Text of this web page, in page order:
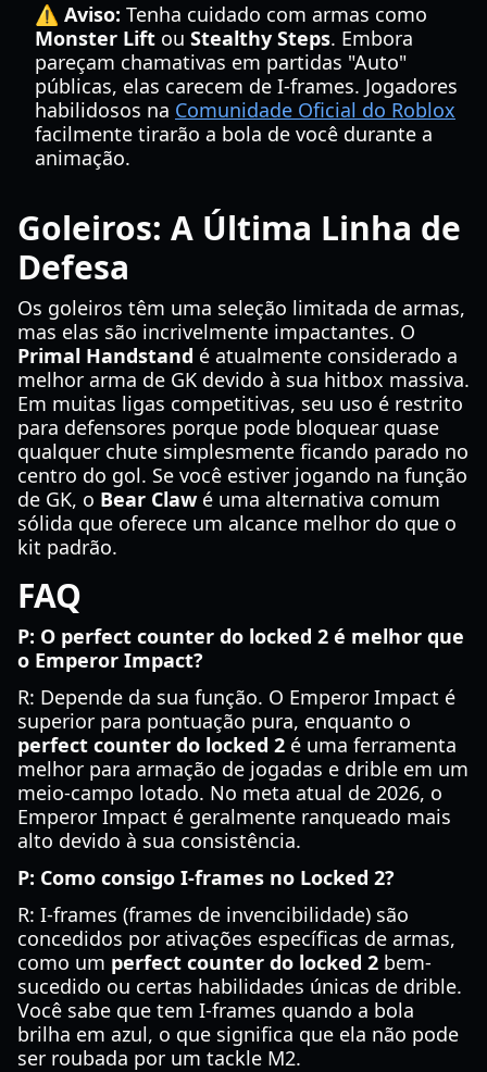
⚠️ Aviso: Tenha cuidado com armas como
Monster Lift ou Stealthy Steps. Embora
pareçam chamativas em partidas "Auto"
públicas, elas carecem de I-frames. Jogadores
habilidosos na Comunidade Oficial do Roblox
facilmente tirarão a bola de você durante a
animação.
Goleiros: A Última Linha de
Defesa
Os goleiros têm uma seleção limitada de armas,
mas elas são incrivelmente impactantes. O
Primal Handstand é atualmente considerado a
melhor arma de GK devido à sua hitbox massiva.
Em muitas ligas competitivas, seu uso é restrito
para defensores porque pode bloquear quase
qualquer chute simplesmente ficando parado no
centro do gol. Se você estiver jogando na função
de GK, o Bear Claw é uma alternativa comum
sólida que oferece um alcance melhor do que o
kit padrão.
FAQ
P: O perfect counter do locked 2 é melhor que
o Emperor Impact?
R: Depende da sua função. O Emperor Impact é
superior para pontuação pura, enquanto o
perfect counter do locked 2 é uma ferramenta
melhor para armação de jogadas e drible em um
meio-campo lotado. No meta atual de 2026, o
Emperor Impact é geralmente ranqueado mais
alto devido à sua consistência.
P: Como consigo I-frames no Locked 2?
R: I-frames (frames de invencibilidade) são
concedidos por ativações específicas de armas,
como um perfect counter do locked 2 bem-
sucedido ou certas habilidades únicas de drible.
Você sabe que tem I-frames quando a bola
brilha em azul, o que significa que ela não pode
ser roubada por um tackle M2.